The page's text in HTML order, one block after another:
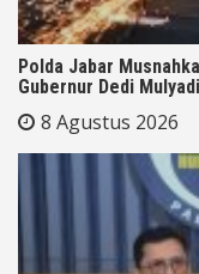
Polda Jabar
Gubernur Dedi
8 Agustus 2026